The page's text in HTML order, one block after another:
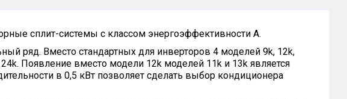
сплит-системы с классом энергоэффективности А.
ряд. Вместо стандартных для инверторов 4 моделей 9k, 12k,
Появление вместо модели 12k моделей 11k и 13k является
в 0,5 кВт позволяет сделать выбор кондиционера